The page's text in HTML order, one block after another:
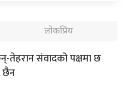
लोकप्रिय
तेहरान संवादको पक्षमा छ
छैन